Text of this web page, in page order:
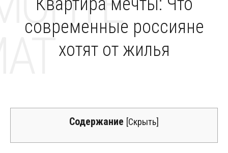
современные россияне
хотят от жилья
Содержание [Скрыть]